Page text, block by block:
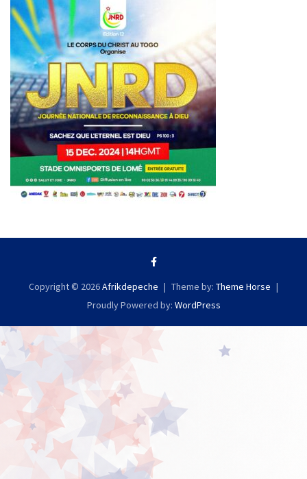
Copyright © 2026Afrikdepeche Theme by: Theme Horse
Proudly Powered by: WordPress